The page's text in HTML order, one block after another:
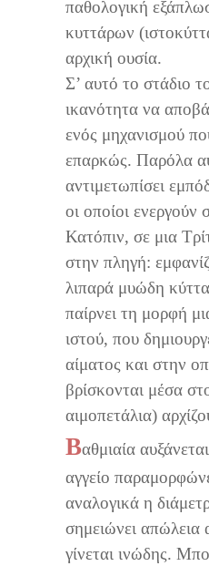
παθολογική
κυττάρων
αρχική ουσία.
Σ’ αυτό το στάδιο
ικανότητα να
ενός μηχανισμού
επαρκώς. Παρόλα
αντιμετωπίσει
οι οποίοι ενεργούν
Κατόπιν, σε μια
στην πληγή:
λιπαρά μυώδη
παίρνει τη μορφή
ιστού, που
αίματος και στην
βρίσκονται μέσα
αιμοπετάλια)
Βαθμιαία
αγγείο
αναλογικά η
σημειώνει απώλεια
γίνεται ινώδης.